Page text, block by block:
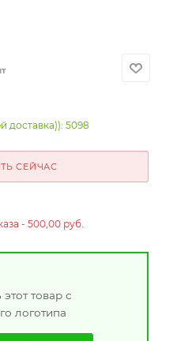
доставка)): 5098
СЕЙЧАС
- 500,00 руб.
товар с
логотипа